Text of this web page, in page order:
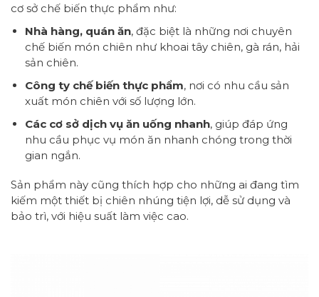
cơ sở chế biến thực phẩm như:
Nhà hàng, quán ăn, đặc biệt là những nơi chuyên
chế biến món chiên như khoai tây chiên, gà rán, hải
sản chiên.
Công ty chế biến thực phẩm, nơi có nhu cầu sản
xuất món chiên với số lượng lớn.
Các cơ sở dịch vụ ăn uống nhanh, giúp đáp ứng
nhu cầu phục vụ món ăn nhanh chóng trong thời
gian ngắn.
Sản phẩm này cũng thích hợp cho những ai đang tìm
kiếm một thiết bị chiên nhúng tiện lợi, dễ sử dụng và
bảo trì, với hiệu suất làm việc cao.